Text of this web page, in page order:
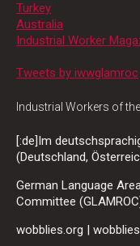
Turkey
Australia
Industrial Worker
Tweets by iwwglamroc
Industrial Workers of
[:de]Im
(Deutschland,
German Language
Committee
wobblies.org |